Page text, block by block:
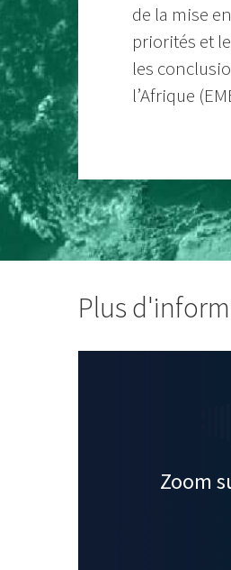
de la mise
priorités et
les
l’Afrique
Plus
Zoom